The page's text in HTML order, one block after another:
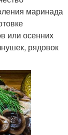
маринада
или осенних
рядовок